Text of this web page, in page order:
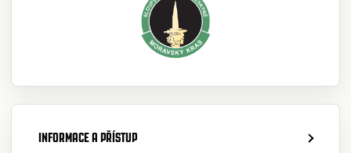
INFORMACE A PŘÍSTUP